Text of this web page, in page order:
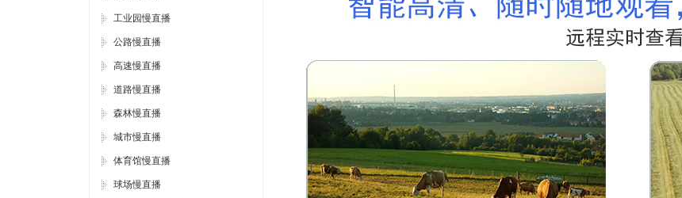
工业园慢直播
公路慢直播
高速慢直播
道路慢直播
森林慢直播
城市慢直播
体育馆慢直播
球场慢直播